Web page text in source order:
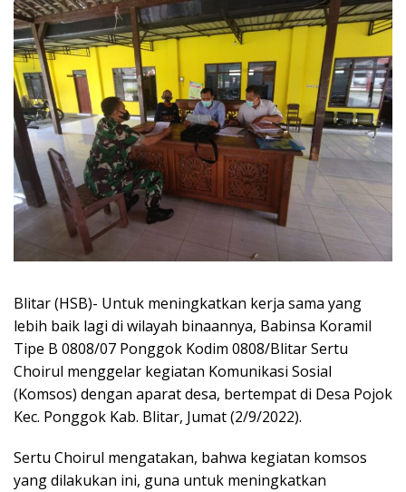
Blitar (HSB)- Untuk meningkatkan kerja sama yang
lebih baik lagi di wilayah binaannya, Babinsa Koramil
Tipe B 0808/07 Ponggok Kodim 0808/Blitar Sertu
Choirul menggelar kegiatan Komunikasi Sosial
(Komsos) dengan aparat desa, bertempat di Desa Pojok
Kec. Ponggok Kab. Blitar, Jumat (2/9/2022).
Sertu Choirul mengatakan, bahwa kegiatan komsos
yang dilakukan ini, guna untuk meningkatkan